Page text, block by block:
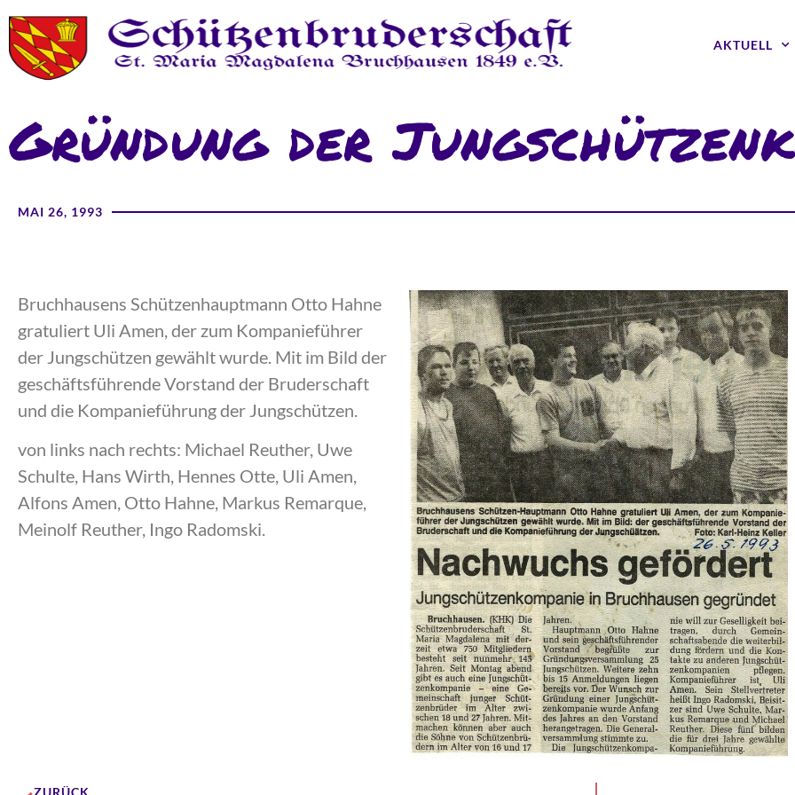
AKTUELL
Gründung der
MAI 26, 1993
Bruchhausens Schützenhauptmann Otto Hahne
gratuliert Uli Amen, der zum Kompanieführer
der Jungschützen gewählt wurde. Mit im Bild der
geschäftsführende Vorstand der Bruderschaft
und die Kompanieführung der Jungschützen.
von links nach rechts: Michael Reuther, Uwe
Schulte, Hans Wirth, Hennes Otte, Uli Amen,
Alfons Amen, Otto Hahne, Markus Remarque,
Meinolf Reuther, Ingo Radomski.
ZURÜCK